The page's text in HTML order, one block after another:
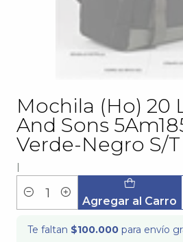
Mochila (Ho) 20
And Sons
Verde-Negro S/T
|
Cantidad Agregar al Carro
Te faltan $100.000 para envío